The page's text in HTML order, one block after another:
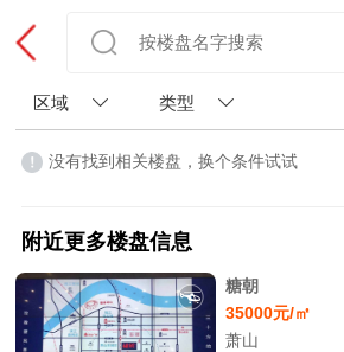
区域 类型
没有找到相关楼盘，换个条件试试
附近更多楼盘信息
糖朝
35000元/㎡
萧山